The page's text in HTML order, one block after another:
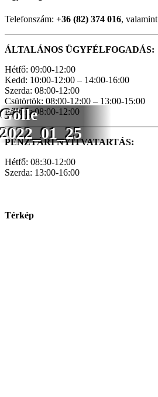
Gölle
2022_01_25
Telefonszám: +36 (82) 374 016, valamint
ÁLTALÁNOS ÜGYFÉLFOGADÁS:
Hétfő: 09:00-12:00
Kedd: 10:00-12:00 – 14:00-16:00
Szerda: 08:00-12:00
Csütörtök: 08:00-12:00 – 13:00-15:00
Péntek: 08:00-12:00
PÉNZTÁRI NYITVATARTÁS:
Hétfő: 08:30-12:00
Szerda: 13:00-16:00
Térkép